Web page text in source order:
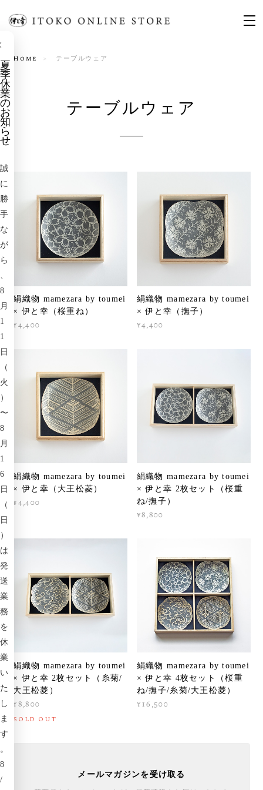
Home テーブルウェア
テーブルウェア
絹織物 mamezara by toumei
× 伊と幸（桜重ね）
¥4,400
絹織物 mamezara by toumei
× 伊と幸（撫子）
¥4,400
絹織物 mamezara by toumei
× 伊と幸（大王松菱）
¥4,400
絹織物 mamezara by toumei
× 伊と幸 2枚セット（桜重
ね/撫子）
¥8,800
絹織物 mamezara by toumei
× 伊と幸 2枚セット（糸菊/
大王松菱）
¥8,800
SOLD OUT
絹織物 mamezara by toumei
× 伊と幸 4枚セット（桜重
ね/撫子/糸菊/大王松菱）
¥16,500
メールマガジンを受け取る
夏
季
休
業
の
お
知
ら
せ
誠
に
勝
手
な
が
ら
8
月
1
1
日
（
火
）
〜
8
月
1
6
日
（
日
）
は
発
送
業
務
を
休
業
い
た
し
ま
す
。
8
/